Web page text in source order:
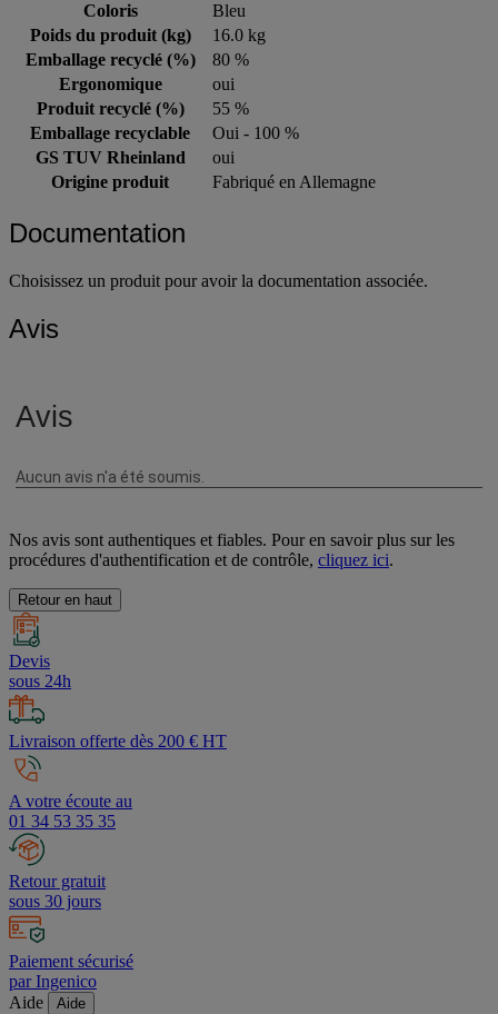
Coloris
Bleu
Poids du produit (kg)
16.0 kg
Emballage recyclé (%)
80 %
Ergonomique
oui
Produit recyclé (%)
55 %
Emballage recyclable
Oui - 100 %
GS TUV Rheinland
oui
Origine produit
Fabriqué en Allemagne
Documentation
Choisissez un produit pour avoir la documentation associée.
Avis
Nos avis sont authentiques et fiables. Pour en savoir plus sur les
procédures d'authentification et de contrôle, cliquez ici.
Retour en haut
Devis
sous 24h
Livraison offerte dès 200 € HT
A votre écoute au
01 34 53 35 35
Retour gratuit
sous 30 jours
Paiement sécurisé
par Ingenico
Aide
Aide